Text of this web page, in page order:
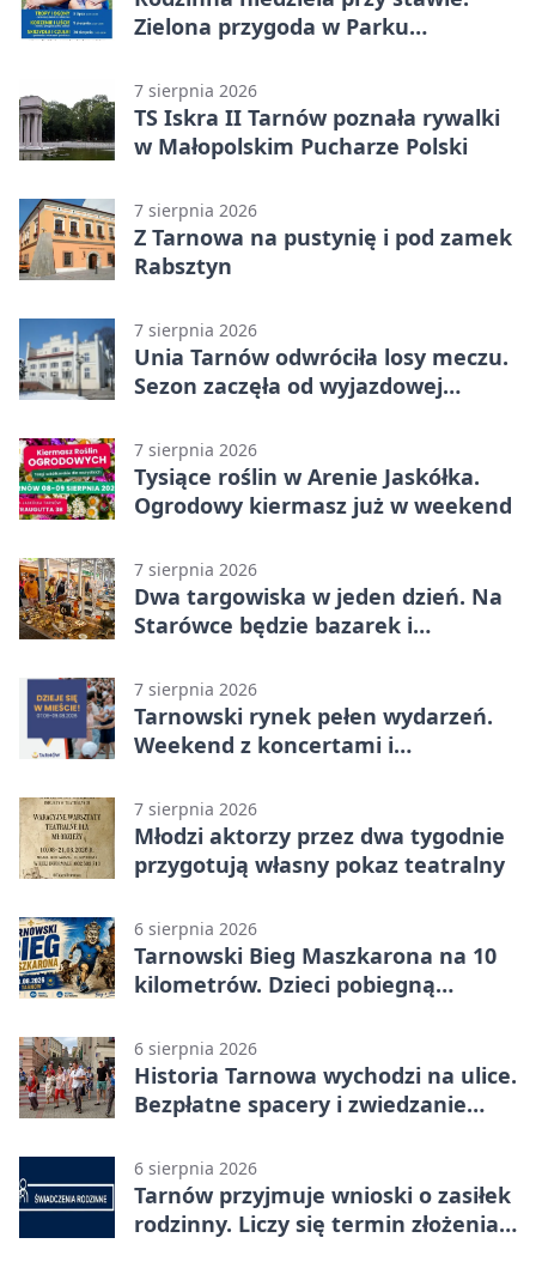
Zielona przygoda w Parku
7 sierpnia 2026
TS Iskra II Tarnów poznała rywalki
w Małopolskim Pucharze Polski
7 sierpnia 2026
Z Tarnowa na pustynię i pod zamek
Rabsztyn
7 sierpnia 2026
Unia Tarnów odwróciła losy meczu.
Sezon zaczęła od wyjazdowej
7 sierpnia 2026
Tysiące roślin w Arenie Jaskółka.
Ogrodowy kiermasz już w weekend
7 sierpnia 2026
Dwa targowiska w jeden dzień. Na
Starówce będzie bazarek i
7 sierpnia 2026
Tarnowski rynek pełen wydarzeń.
Weekend z koncertami i
7 sierpnia 2026
Młodzi aktorzy przez dwa tygodnie
przygotują własny pokaz teatralny
6 sierpnia 2026
Tarnowski Bieg Maszkarona na 10
kilometrów. Dzieci pobiegną
6 sierpnia 2026
Historia Tarnowa wychodzi na ulice.
Bezpłatne spacery i zwiedzanie
6 sierpnia 2026
Tarnów przyjmuje wnioski o zasiłek
rodzinny. Liczy się termin złożenia